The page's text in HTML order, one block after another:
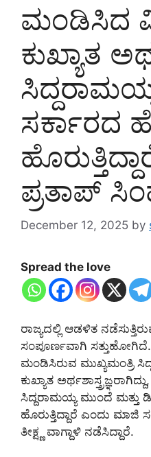
ಮಂಡಿಸಿದ
ಕುಖ್ಯಾತ
ಸರ್ಕಾರದ
ಪ್ರತಾಪ್
December 12, 2025 by
Spread the love
ರಾಜ್ಯದಲ್ಲಿ ಆಡಳಿತ
ಸಂಪೂರ್ಣವಾಗಿ
ಮಂಡಿಸಿರುವ ಮುಖ್ಯಮಂತ್ರಿ
ಕುಖ್ಯಾತ
ಸಿದ್ದರಾಮಯ್ಯ ಮುಂದೆ ಮತ್ತು
ಹೊರುತ್ತಿದ್ದಾರೆ ಎಂದು
ತೀಕ್ಷ್ಣ ವಾಗ್ದಾಳಿ ನಡೆಸಿದ್ದಾರೆ.